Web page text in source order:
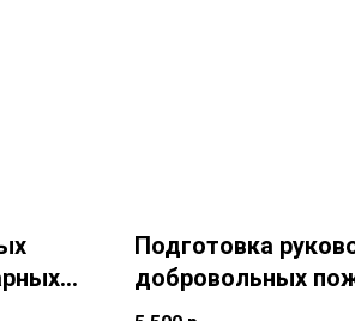
Подготовка
добровольных
дружин